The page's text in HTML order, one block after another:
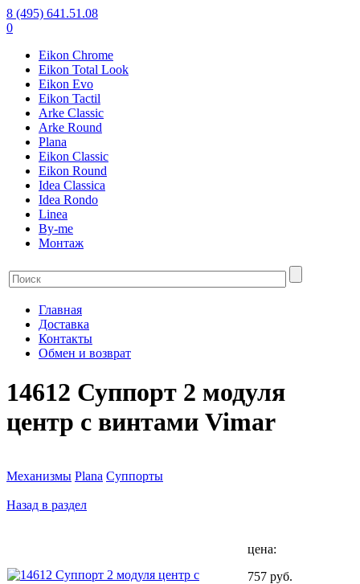
8 (495) 641.51.08
0
Eikon Chrome
Eikon Total Look
Eikon Evo
Eikon Tactil
Arke Classic
Arke Round
Plana
Eikon Classic
Eikon Round
Idea Classica
Idea Rondo
Linea
By-me
Монтаж
Главная
Доставка
Контакты
Обмен и возврат
14612 Суппорт 2 модуля
центр с винтами Vimar
Механизмы Plana Суппорты
Назад в раздел
цена:
757 руб.